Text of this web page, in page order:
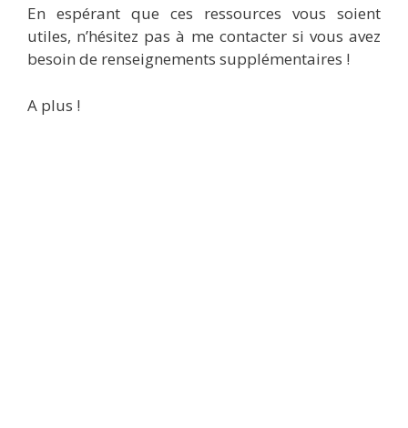
En espérant que ces ressources vous soient
utiles, n’hésitez pas à me contacter si vous avez
besoin de renseignements supplémentaires !
A plus !